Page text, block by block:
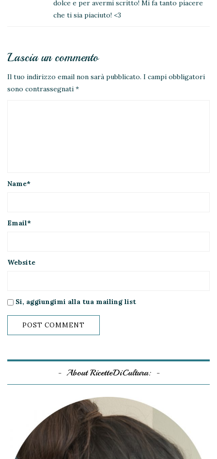
dolce e per avermi scritto! Mi fa tanto piacere
che ti sia piaciuto! <3
Lascia un commento
Il tuo indirizzo email non sarà pubblicato. I campi obbligatori
sono contrassegnati *
Name*
Email*
Website
Si, aggiungimi alla tua mailing list
About RicetteDiCultura: